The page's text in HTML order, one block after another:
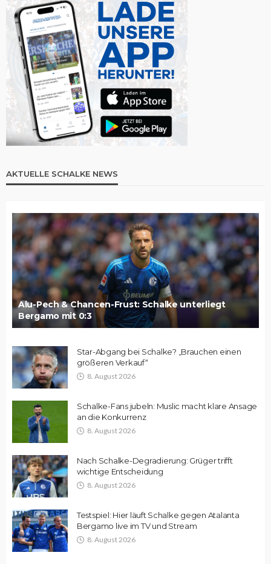
AKTUELLE SCHALKE NEWS
Alu-Pech & Chancen-Frust: Schalke unterliegt
Bergamo mit 0:3
Star-Abgang bei Schalke? „Brauchen einen
größeren Verkauf“
8. August 2026
Schalke-Fans jubeln: Muslic macht klare Ansage
an die Konkurrenz
8. August 2026
Nach Schalke-Degradierung: Grüger trifft
wichtige Entscheidung
8. August 2026
Testspiel: Hier läuft Schalke gegen Atalanta
Bergamo live im TV und Stream
8. August 2026